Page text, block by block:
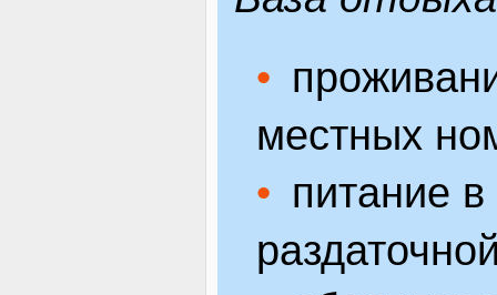
местных
питание